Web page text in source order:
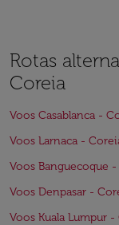
Rotas
Coreia
Voos Casablanca -
Voos Larnaca -
Voos Banguecoque
Voos Denpasar -
Voos Kuala Lumpur -